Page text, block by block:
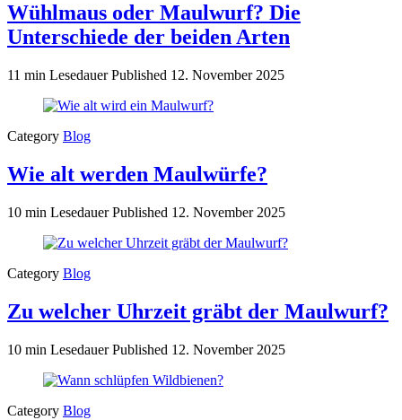
Wühlmaus oder Maulwurf? Die
Unterschiede der beiden Arten
11 min LesedauerPublished 12. November 2025
Category Blog
Wie alt werden Maulwürfe?
10 min LesedauerPublished 12. November 2025
Category Blog
Zu welcher Uhrzeit gräbt der Maulwurf?
10 min LesedauerPublished 12. November 2025
Category Blog